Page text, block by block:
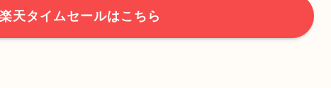
楽天タイムセールはこちら